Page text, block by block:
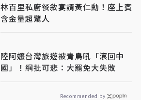
林百里私廚餐敘宴請黃仁勳！座上賓
含金量超驚人
陸阿嬤台灣旅遊被青鳥吼「滾回中
國」！網批可悲：大罷免大失敗
Recommended by